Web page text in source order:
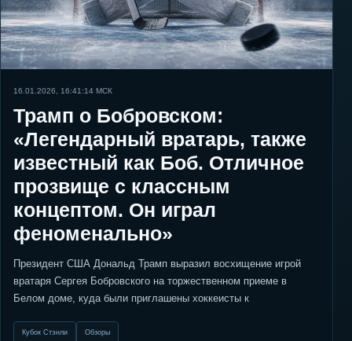
16.01.2026, 16:41:14 МСК
Трамп о Бобровском:
«Легендарный вратарь, также
известный как Боб. Отличное
прозвище с классным
концептом. Он играл
феноменально»
Президент США Дональд Трамп выразил восхищение игрой
вратаря Сергея Бобровского на торжественном приеме в
Белом доме, куда были приглашены хоккеисты к
Кубок Стэнли Обзоры